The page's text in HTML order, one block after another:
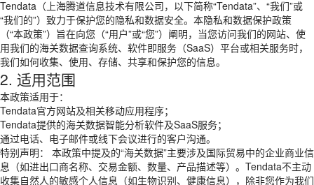
Tendata（上海腾道信息技术有限公司，以下简称“Tendata”、“我们”或
“我们的”）致力于保护您的隐私和数据安全。本隐私和数据保护政策
（“本政策”）旨在向您（“用户”或“您”）阐明，当您访问我们的网站、使
用我们的海关数据查询系统、软件即服务（SaaS）平台或相关服务时，
我们如何收集、使用、存储、共享和保护您的信息。
2. 适用范围
本政策适用于：
Tendata官方网站及相关移动应用程序；
Tendata提供的海关数据智能分析软件及SaaS服务；
通过电话、电子邮件或线下会议进行的客户沟通。
特别声明： 本政策中提及的“海关数据”主要涉及国际贸易中的企业商业信
息（如进出口商名称、交易金额、数量、产品描述等）。Tendata不主动
收集自然人的敏感个人信息（如生物识别、健康信息），除非您作为我们